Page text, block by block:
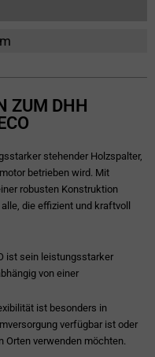
ZUM DHH
stehender Holzspalter,
betrieben wird. Mit
robusten Konstruktion
die effizient und kraftvoll
ist sein leistungsstarker
von einer
ist besonders in
verfügbar ist oder
Orten verwenden möchten.